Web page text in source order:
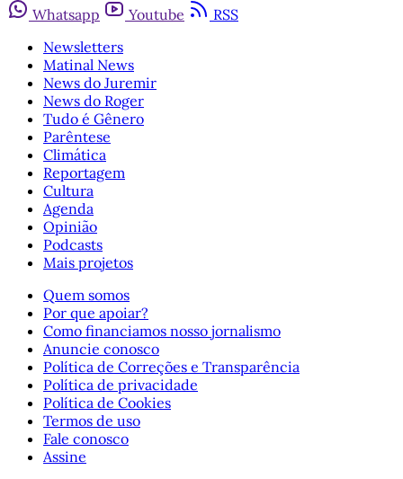
Whatsapp
Youtube
RSS
Newsletters
Matinal News
News do Juremir
News do Roger
Tudo é Gênero
Parêntese
Climática
Reportagem
Cultura
Agenda
Opinião
Podcasts
Mais projetos
Quem somos
Por que apoiar?
Como financiamos nosso jornalismo
Anuncie conosco
Política de Correções e Transparência
Política de privacidade
Política de Cookies
Termos de uso
Fale conosco
Assine